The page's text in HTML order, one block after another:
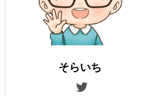
そらいち